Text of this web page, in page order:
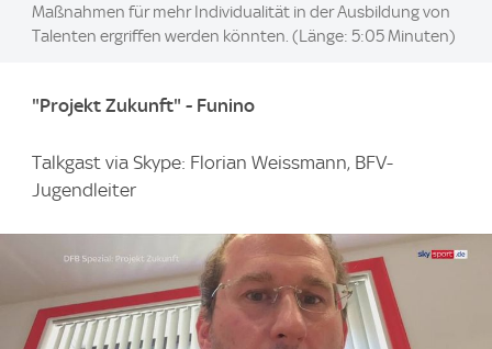
Maßnahmen für mehr Individualität in der Ausbildung von
Talenten ergriffen werden könnten. (Länge: 5:05 Minuten)
"Projekt Zukunft" - Funino
Talkgast via Skype: Florian Weissmann, BFV-
Jugendleiter